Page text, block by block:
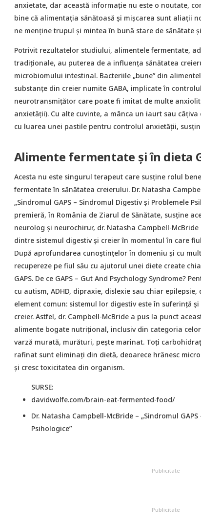
anxietate, dar această informație nu este o noutate,
bine că alimentația sănătoasă și mișcarea sunt aliații
ne menține trupul și mintea în bună stare de sănătate
Potrivit rezultatelor studiului, alimentele fermentate,
tradiționale, au puterea de a influența sănătatea
microbiomului intestinal. Bacteriile „bune” din
substanțe din creier numite GABA, implicate în
neurotransmițător care poate fi imitat de multe
anxietății). Cu alte cuvinte, a mânca un iaurt sau
cu luarea unei pastile pentru controlul anxietății,
Alimente fermentate și în dieta
Acesta nu este singurul terapeut care susține rolul
fermentate în sănătatea creierului. Dr. Natasha
„Sindromul GAPS – Sindromul Digestiv și Problemele
premieră, în România de Ziarul de Sănătate, susține
neurolog și neurochirur, dr. Natasha Campbell-
dintre sistemul digestiv și creier în momentul în care
După aprofundarea cunoștințelor în domeniu și cu
recupereze pe fiul său cu ajutorul unei diete create
GAPS. De ce GAPS – Gut And Psychology Syndrome?
cu autism, ADHD, dipraxie, dislexie sau chiar
element comun: sistemul lor digestiv este în suferință
creier. Astfel, dr. Campbell-McBride a pus la punct
alimente bogate nutrițional, inclusiv din categoria
varză murată, murături, pește marinat. Toți
rafinat sunt eliminați din dietă, deoarece hrănesc
și cresc toxicitatea din organism.
SURSE:
davidwolfe.com/brain-eat-fermented-food/
Dr. Natasha Campbell-McBride – „Sindromul
Psihologice”
Publicitate
Publicitate